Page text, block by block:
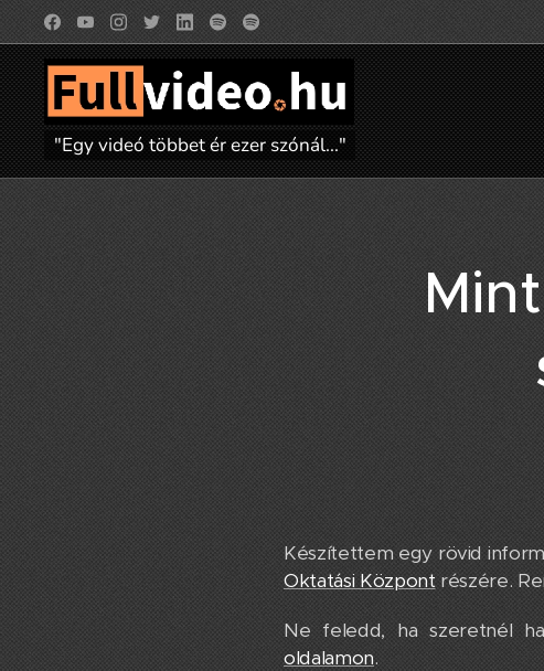
"Egy videó többet ér ezer szónál..."
Készítettem egy rövid
Oktatási Központrészére.
Ne feledd, ha szeretnél
oldalamon.